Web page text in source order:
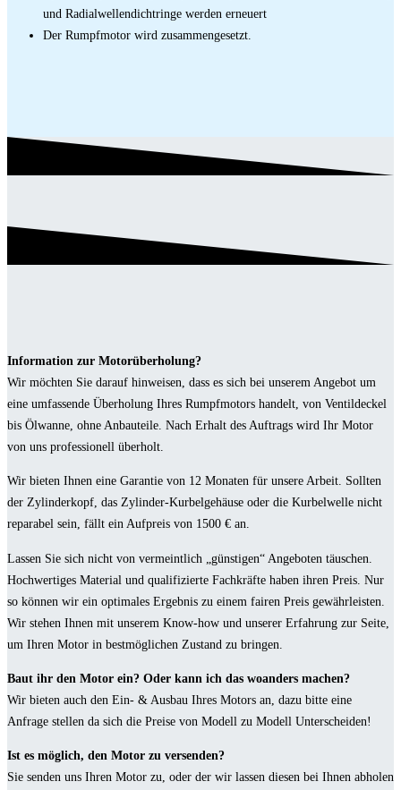
und Radialwellendichtringe werden erneuert
Der Rumpfmotor wird zusammengesetzt.
Information zur Motorüberholung?
Wir möchten Sie darauf hinweisen, dass es sich bei unserem Angebot um
eine umfassende Überholung Ihres Rumpfmotors handelt, von Ventildeckel
bis Ölwanne, ohne Anbauteile. Nach Erhalt des Auftrags wird Ihr Motor
von uns professionell überholt.
Wir bieten Ihnen eine Garantie von 12 Monaten für unsere Arbeit. Sollten
der Zylinderkopf, das Zylinder-Kurbelgehäuse oder die Kurbelwelle nicht
reparabel sein, fällt ein Aufpreis von 1500 € an.
Lassen Sie sich nicht von vermeintlich „günstigen“ Angeboten täuschen.
Hochwertiges Material und qualifizierte Fachkräfte haben ihren Preis. Nur
so können wir ein optimales Ergebnis zu einem fairen Preis gewährleisten.
Wir stehen Ihnen mit unserem Know-how und unserer Erfahrung zur Seite,
um Ihren Motor in bestmöglichen Zustand zu bringen.
Baut ihr den Motor ein? Oder kann ich das woanders machen?
Wir bieten auch den Ein- & Ausbau Ihres Motors an, dazu bitte eine
Anfrage stellen da sich die Preise von Modell zu Modell Unterscheiden!
Ist es möglich, den Motor zu versenden?
Sie senden uns Ihren Motor zu, oder der wir lassen diesen bei Ihnen abholen